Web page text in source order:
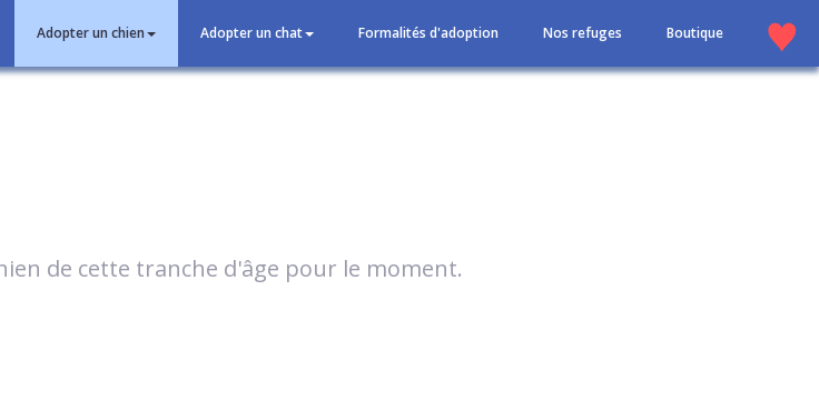
Adopter un chien Adopter un chat Formalités d'adoption Nos refuges Boutique
de cette tranche d'âge pour le moment.